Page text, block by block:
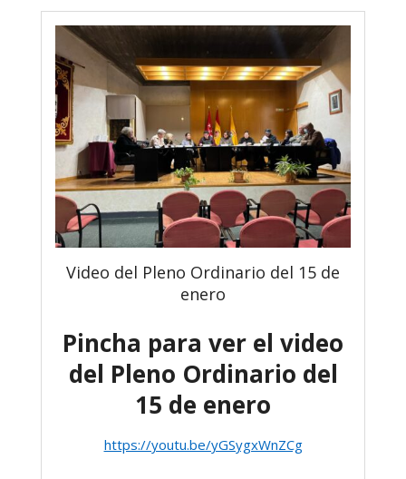
Video del Pleno Ordinario del 15 de
enero
Pincha para ver el video
del Pleno Ordinario del
15 de enero
https://youtu.be/yGSygxWnZCg